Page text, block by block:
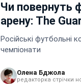
Чи повернуть
арену: The
Російські футбольні
чемпіонати
Олена Бджола
редакторка стрічки